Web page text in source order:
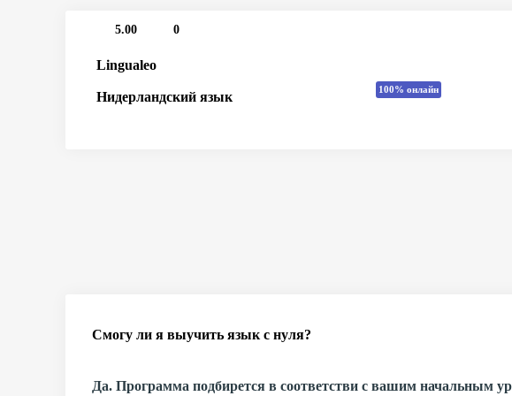
5.00 0
Lingualeo
Нидерландский язык
100% онлайн
Смогу ли я выучить язык с нуля?
Да. Программа подбирется в соответстви с вашим начальным